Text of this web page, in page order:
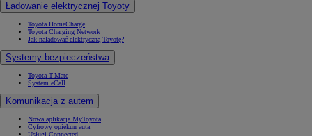
Ładowanie elektrycznej Toyoty
Toyota HomeCharge
Toyota Charging Network
Jak naładować elektryczną Toyotę?
Systemy bezpieczeństwa
Toyota T-Mate
System eCall
Komunikacja z autem
Nowa aplikacja MyToyota
Cyfrowy opiekun auta
Usługi Connected